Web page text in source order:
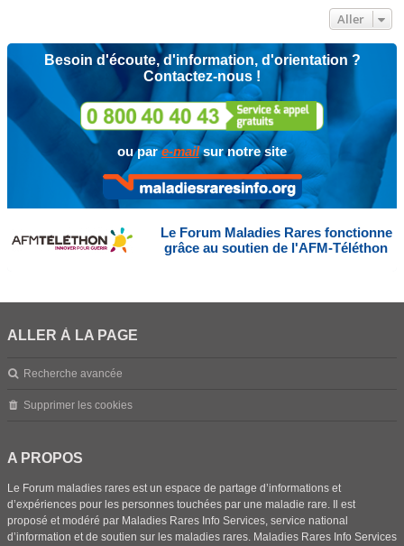
Aller
Besoin d'écoute, d'information, d'orientation ?
Contactez-nous !
ou pare-mailsur notre site
Le Forum Maladies Rares fonctionne
grâce au soutien de l'AFM-Téléthon
ALLER À LA PAGE
Recherche avancée
Supprimer les cookies
A PROPOS
Le Forum maladies rares est un espace de partage d’informations et
d’expériences pour les personnes touchées par une maladie rare. Il est
proposé et modéré par Maladies Rares Info Services, service national
d’information et de soutien sur les maladies rares. Maladies Rares Info Services